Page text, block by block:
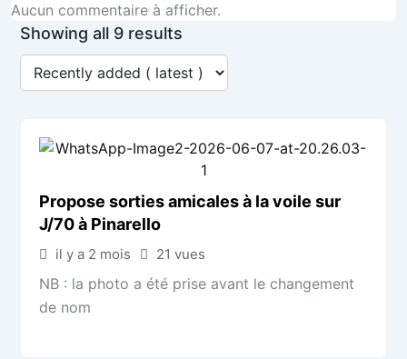
Showing all 9 results
Propose sorties amicales à la voile sur
J/70 à Pinarello
il y a 2 mois 21 vues
NB : la photo a été prise avant le changement
de nom
Aucun commentaire à afficher.